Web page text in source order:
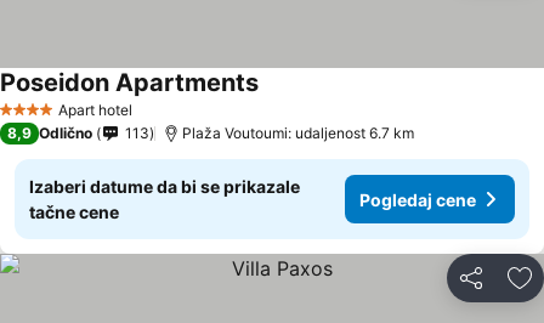
4 ZvezdiceApart hotel
Poseidon ApartmentsPogledaj cene
8,9 Odlično 113 Plaža Voutoumi: udaljenost 6.7 km
Izaberi datume da bi se prikazale
tačne cene
Pogledaj cene
Deli